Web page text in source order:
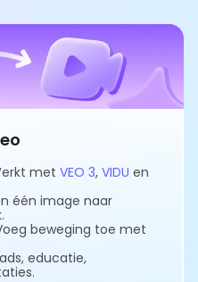
met VEO 3, VIDU en
één image naar
beweging toe met
educatie,